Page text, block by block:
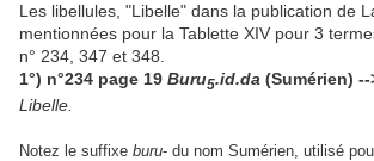
Les libellules, "Libelle" dans la publication de
mentionnées pour la Tablette XIV pour 3
n° 234, 347 et 348.
1°) n°234 page 19 Buru5.id.da (Sumérien) --
Libelle.
Notez le suffixe buru- du nom Sumérien, utilisé